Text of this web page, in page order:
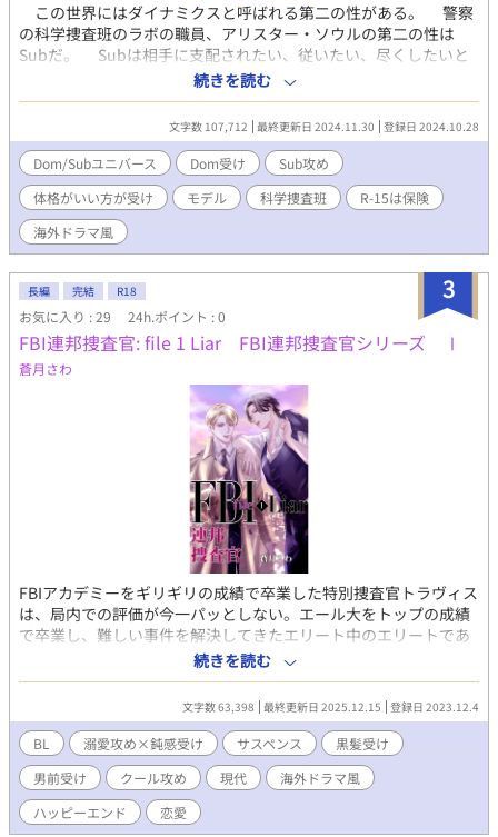
この世界にはダイナミクスと呼ばれる第二の性がある。 警察
の科学捜査班のラボの職員、アリスター・ソウルの第二の性は
Subだ。 Subは相手に支配されたい、従いたい、尽くしたいと
いう欲求を持っている。 一般的にSubは抱かれる方であるため
に、Subであることを隠して抑制剤で欲求を制御して暮らしてい
たアリスターの前に、Subを支配したい、従わせたい、甘やかし
たい、守りたいという欲求を持つDomのリシャールが現れる。
世界的に有名なモデルであるリシャールの大ファンだったアリス
ターは、リシャールの前で倒れてしまって、第二の性を見抜かれ
て、プレイに誘われる。 リシャールはDomなのに抱かれたい性
質のため、プレイ相手がいなくて困っていたのだ。 Subのアリ
スター×Domのリシャールのボーイズラブ。 ※Sub攻め、Dom受
の説明に関しては本文にあります。
続きを読む
文字数 107,712 最終更新日 2024.11.30 登録日 2024.10.28
Dom/Subユニバース Dom受け
Sub攻め
体格がいい方が受け
モデル 科学捜査班
R-15は保険
海外ドラマ風
3
長編 完結 R18
お気に入り : 29 24h.ポイント : 0
FBI連邦捜査官: file 1 Liar FBI連邦捜査官シリーズ Ⅰ
蒼月さわ
FBIアカデミーをギリギリの成績で卒業した特別捜査官トラヴィス
は、局内での評価が今一パッとしない。エール大をトップの成績
で卒業し、難しい事件を解決してきたエリート中のエリートであ
るジェレミーとは、局内でも有名なほど犬猿の仲である。 ロサン
ゼルスでビルのガス爆発が起こり、電話で少年が犯行予告をした
ことから、捜査パートナーのミリアム、ジェレミーらと一緒に捜
査に入る。犯行予告をした少年レイジーは、一緒に暮らしていた
祖母には家出中と言われるが、一緒に姿を消した友人アシュリー
の母親は、レイジーに息子を連れ去られたと主張する。再び、今
度は空き家の爆破事件が起こり、事件は予想だにしない方向へ向
かっていく。 トラヴィスとジェレミーは事件や捜査に関して意見
が衝突するが、実は二人は…… アメリカを舞台に事件を捜査する
続きを読む
文字数 63,398 最終更新日 2025.12.15 登録日 2023.12.4
BL 溺愛攻め×鈍感受け サスペンス
黒髪受け
男前受け
クール攻め 現代
海外ドラマ風
ハッピーエンド
恋愛